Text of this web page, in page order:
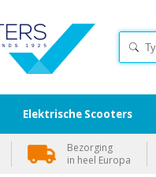
Elektrische Scooters
Bezorging
in heel Europa